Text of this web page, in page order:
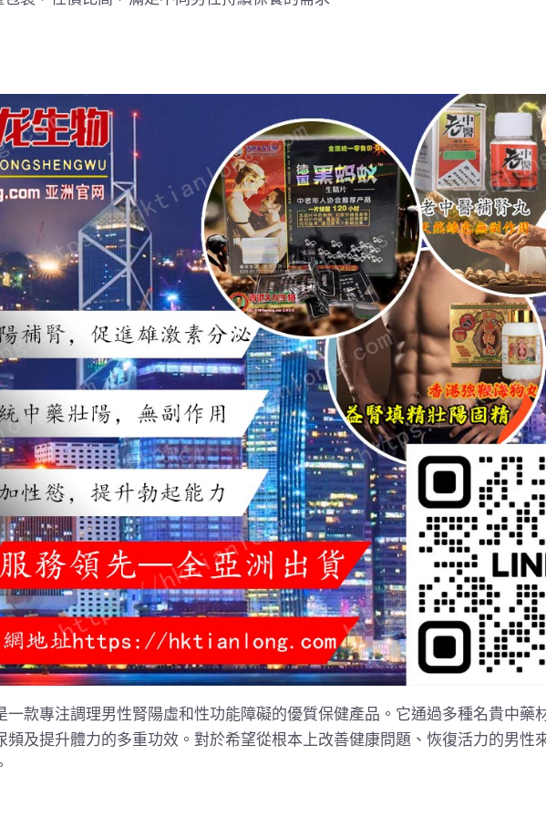
一款專注調理男性腎陽虛和性功能障礙的優質保健產品。它通過多種名貴中藥
及提升體力的多重功效。對於希望從根本上改善健康問題、恢復活力的男性